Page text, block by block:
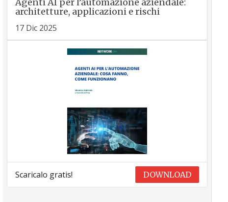
architetture, applicazioni e rischi
17 Dic 2025
Scaricalo gratis! DOWNLOAD